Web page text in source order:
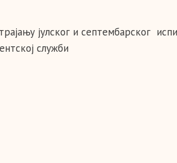
јулског и септембарског
служби